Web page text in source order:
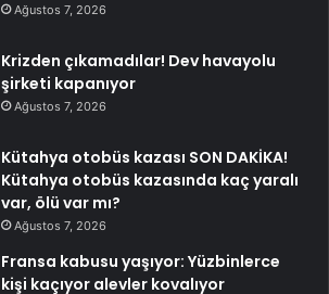
Ağustos 7, 2026
Krizden çıkamadılar! Dev havayolu
şirketi kapanıyor
Ağustos 7, 2026
Kütahya otobüs kazası SON DAKİKA!
Kütahya otobüs kazasında kaç yaralı
var, ölü var mı?
Ağustos 7, 2026
Fransa kabusu yaşıyor: Yüzbinlerce
kişi kaçıyor alevler kovalıyor